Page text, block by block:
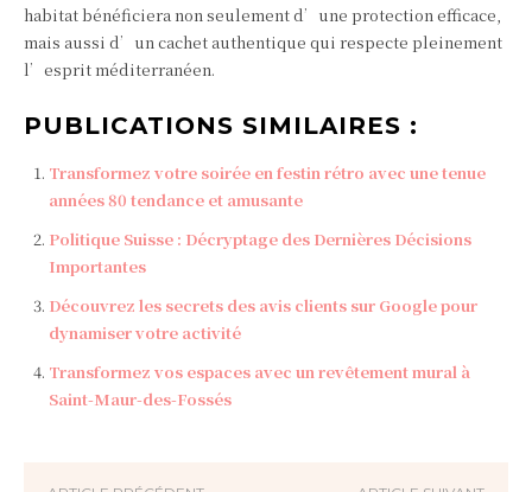
habitat bénéficiera non seulement d’une protection efficace,
mais aussi d’un cachet authentique qui respecte pleinement
l’esprit méditerranéen.
PUBLICATIONS SIMILAIRES :
Transformez votre soirée en festin rétro avec une tenue
années 80 tendance et amusante
Politique Suisse : Décryptage des Dernières Décisions
Importantes
Découvrez les secrets des avis clients sur Google pour
dynamiser votre activité
Transformez vos espaces avec un revêtement mural à
Saint-Maur-des-Fossés